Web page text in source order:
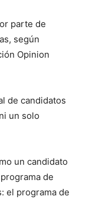
parte de
según
Opinion
de candidatos
un solo
un candidato
de
el programa de